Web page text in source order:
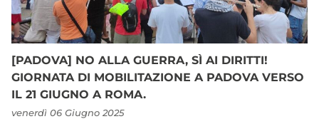
[PADOVA] NO ALLA GUERRA, SÌ AI DIRITTI!
GIORNATA DI MOBILITAZIONE A PADOVA VERSO
IL 21 GIUGNO A ROMA.
venerdì 06 Giugno 2025